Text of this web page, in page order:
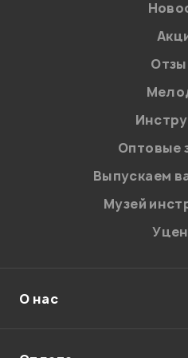
Оптовые
Выпускаем
Музей
О нас